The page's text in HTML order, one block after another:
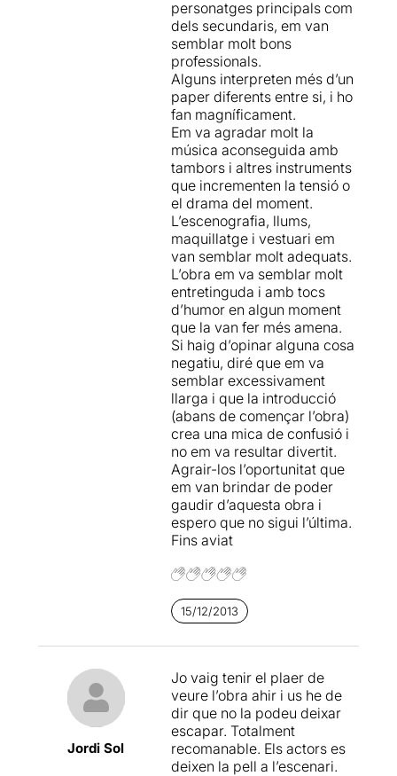
altrecoup de foudre. I a
més, part de la inspiració
per acabar de donar forma
al muntatge, la va trobar a la
part baixa de la Rambla de
Barcelona tot mirant les
estatues humanes. Ja ho
veieu, un muntatge molt
especial, sorgit d’una forma
tant natural i espontània com
l’amor de la parella
protagonista d’aquesta
famosa tragèdia.
Tot plegat es nota, i de quina
manera, en el resultat final,
brillant a molts nivells i amb
escenes d’enorme bellesa.
Ja ho veieu, es tracta d’una
proposta única i potser
irrepetible, estretament
lligada a un lloc i a un
moment. Si sou dels que
reverencieu l’obra de
Shakespeare, teniu una cita
ineludible alTeatre
Akademia . Si no heu vist mai
una obra de l’aclamat
dramaturg anglès, teniu una
oportunitat immillorable per
descobrir-ne tota l’escència.
personatges principals com
dels secundaris, em van
semblar molt bons
professionals.
Alguns interpreten més d’un
paper diferents entre si, i ho
fan magníficament.
Em va agradar molt la
música aconseguida amb
tambors i altres instruments
que incrementen la tensió o
el drama del moment.
L’escenografia, llums,
maquillatge i vestuari em
van semblar molt adequats.
L’obra em va semblar molt
entretinguda i amb tocs
d’humor en algun moment
que la van fer més amena.
Si haig d’opinar alguna cosa
negatiu, diré que em va
semblar excessivament
llarga i que la introducció
(abans de començar l’obra)
crea una mica de confusió i
no em va resultar divertit.
Agrair-los l’oportunitat que
em van brindar de poder
gaudir d’aquesta obra i
espero que no sigui l’última.
Fins aviat
15/12/2013
Jordi Sol
Jo vaig tenir el plaer de
veure l’obra ahir i us he de
dir que no la podeu deixar
escapar. Totalment
recomanable. Els actors es
deixen la pell a l’escenari.